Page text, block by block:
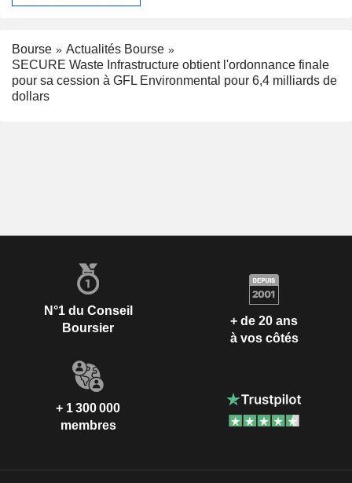
Bourse
Actualités Bourse
SECURE Waste Infrastructure obtient l'ordonnance finale
pour sa cession à GFL Environmental pour 6,4 milliards de
dollars
N°1 du Conseil
Boursier
+ de 20 ans
à vos côtés
+ 1 300 000
membres